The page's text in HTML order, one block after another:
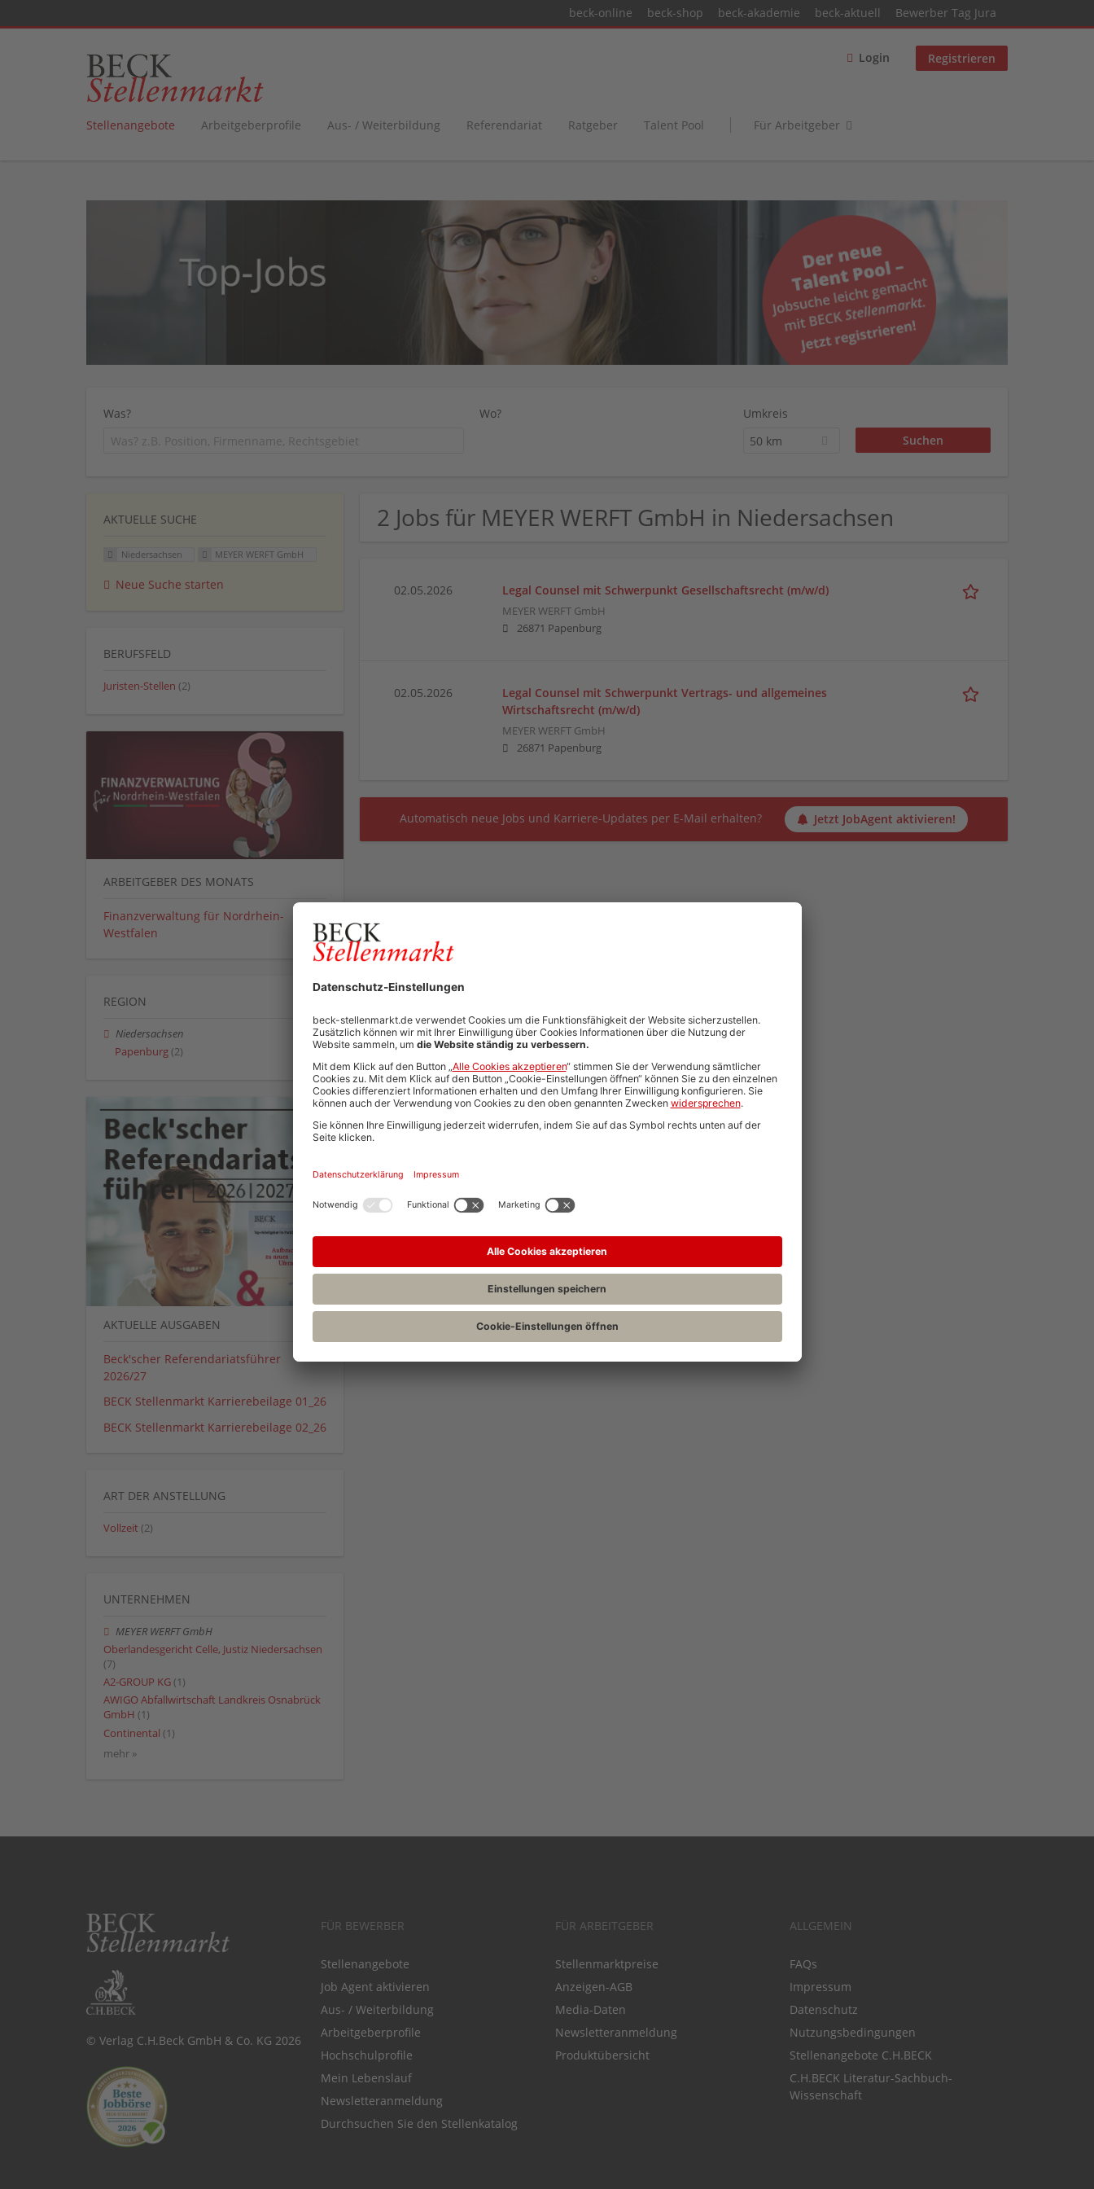
beck-online beck-shop beck-akademie beck-aktuell Bewerber Tag Jura
Login Registrieren
Stellenangebote Arbeitgeberprofile Aus- / Weiterbildung Referendariat Ratgeber Talent Pool Für Arbeitgeber
Was? Wo?
Umkreis
50 km
2 Jobs für MEYER WERFT GmbH in Niedersachsen
02.05.2026 Legal Counsel mit Schwerpunkt Gesellschaftsrecht (m/w/d)
MEYER WERFT GmbH
26871 Papenburg
02.05.2026
Legal Counsel mit Schwerpunkt Vertrags- und allgemeines
Wirtschaftsrecht (m/w/d)
MEYER WERFT GmbH
26871 Papenburg
Automatisch neue Jobs und Karriere-Updates per E-Mail erhalten? Jetzt JobAgent aktivieren!
AKTUELLE SUCHE
Niedersachsen MEYER WERFT GmbH
Neue Suche starten
BERUFSFELD
Juristen-Stellen (2)
ARBEITGEBER DES MONATS
Finanzverwaltung für Nordrhein-
Westfalen
REGION
Niedersachsen
Papenburg (2)
AKTUELLE AUSGABEN
Beck'scher Referendariatsführer
2026/27
BECK Stellenmarkt Karrierebeilage 01_26
BECK Stellenmarkt Karrierebeilage 02_26
ART DER ANSTELLUNG
Vollzeit (2)
UNTERNEHMEN
MEYER WERFT GmbH
Oberlandesgericht Celle, Justiz Niedersachsen
(7)
A2-GROUP KG (1)
AWIGO Abfallwirtschaft Landkreis Osnabrück
GmbH (1)
Continental (1)
mehr »
© Verlag C.H.Beck GmbH & Co. KG 2026
FÜR BEWERBER
Stellenangebote
Job Agent aktivieren
Aus- / Weiterbildung
Arbeitgeberprofile
Hochschulprofile
Mein Lebenslauf
Newsletteranmeldung
Durchsuchen Sie den Stellenkatalog
FÜR ARBEITGEBER
Stellenmarktpreise
Anzeigen-AGB
Media-Daten
Newsletteranmeldung
Produktübersicht
ALLGEMEIN
FAQs
Impressum
Datenschutz
Nutzungsbedingungen
Stellenangebote C.H.BECK
C.H.BECK Literatur-Sachbuch-
Wissenschaft